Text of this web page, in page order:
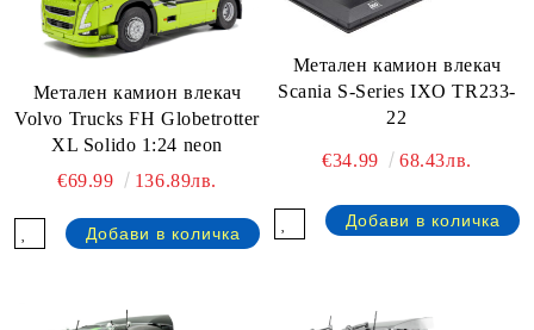
Метален камион влекач
Volvo Trucks FH Globetrotter
XL Solido 1:24 neon
€69.99
136.89лв.
Метален камион влекач
Scania S-Series IXO TR233-
22
€34.99 68.43лв.